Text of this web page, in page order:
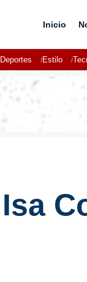
Inicio
Deportes Estilo